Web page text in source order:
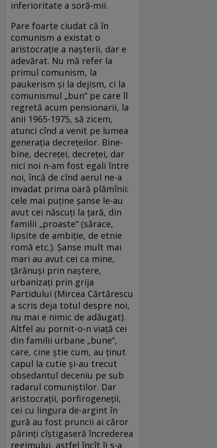
inferioritate a soră-mii.
Pare foarte ciudat că în
comunism a existat o
aristocrație a nașterii, dar e
adevărat. Nu mă refer la
primul comunism, la
paukerism și la dejism, ci la
comunismul „bun“ pe care îl
regretă acum pensionarii, la
anii 1965-1975, să zicem,
atunci cînd a venit pe lumea
generația decrețeilor. Bine-
bine, decreței, decreței, dar
nici noi n-am fost egali între
noi, încă de cînd aerul ne-a
invadat prima oară plămînii:
cele mai puține șanse le-au
avut cei născuți la țară, din
familii „proaste“ (sărace,
lipsite de ambiție, de etnie
romă etc.). Șanse mult mai
mari au avut cei ca mine,
țărănuși prin naștere,
urbanizați prin grija
Partidului (Mircea Cărtărescu
a scris deja totul despre noi,
nu mai e nimic de adăugat).
Altfel au pornit-o-n viață cei
din familii urbane „bune“,
care, cine știe cum, au ținut
capul la cutie și-au trecut
obsedantul deceniu pe sub
radarul comuniștilor. Dar
aristocrații, porfirogeneții,
cei cu lingura de-argint în
gură au fost pruncii ai căror
părinți cîștigaseră încrederea
regimului, astfel încît li s-a